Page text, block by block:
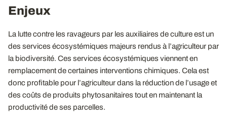
Enjeux
La lutte contre les ravageurs par les auxiliaires de culture est un
des services écosystémiques majeurs rendus à l’agriculteur par
la biodiversité. Ces services écosystémiques viennent en
remplacement de certaines interventions chimiques. Cela est
donc profitable pour l’agriculteur dans la réduction de l’usage et
des coûts de produits phytosanitaires tout en maintenant la
productivité de ses parcelles.